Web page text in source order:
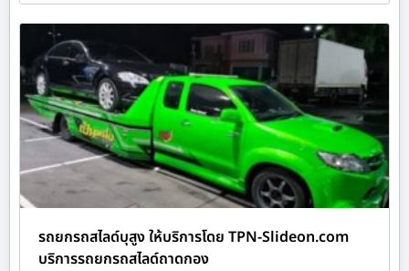
รถยกรถสไลด์บุสูง ให้บริการโดย TPN-Slideon.com
บริการรถยกรถสไลด์ถาดกอง